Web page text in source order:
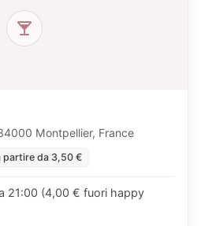
Montpellier, France
partire da 3,50 €
21:00 (4,00 € fuori happy